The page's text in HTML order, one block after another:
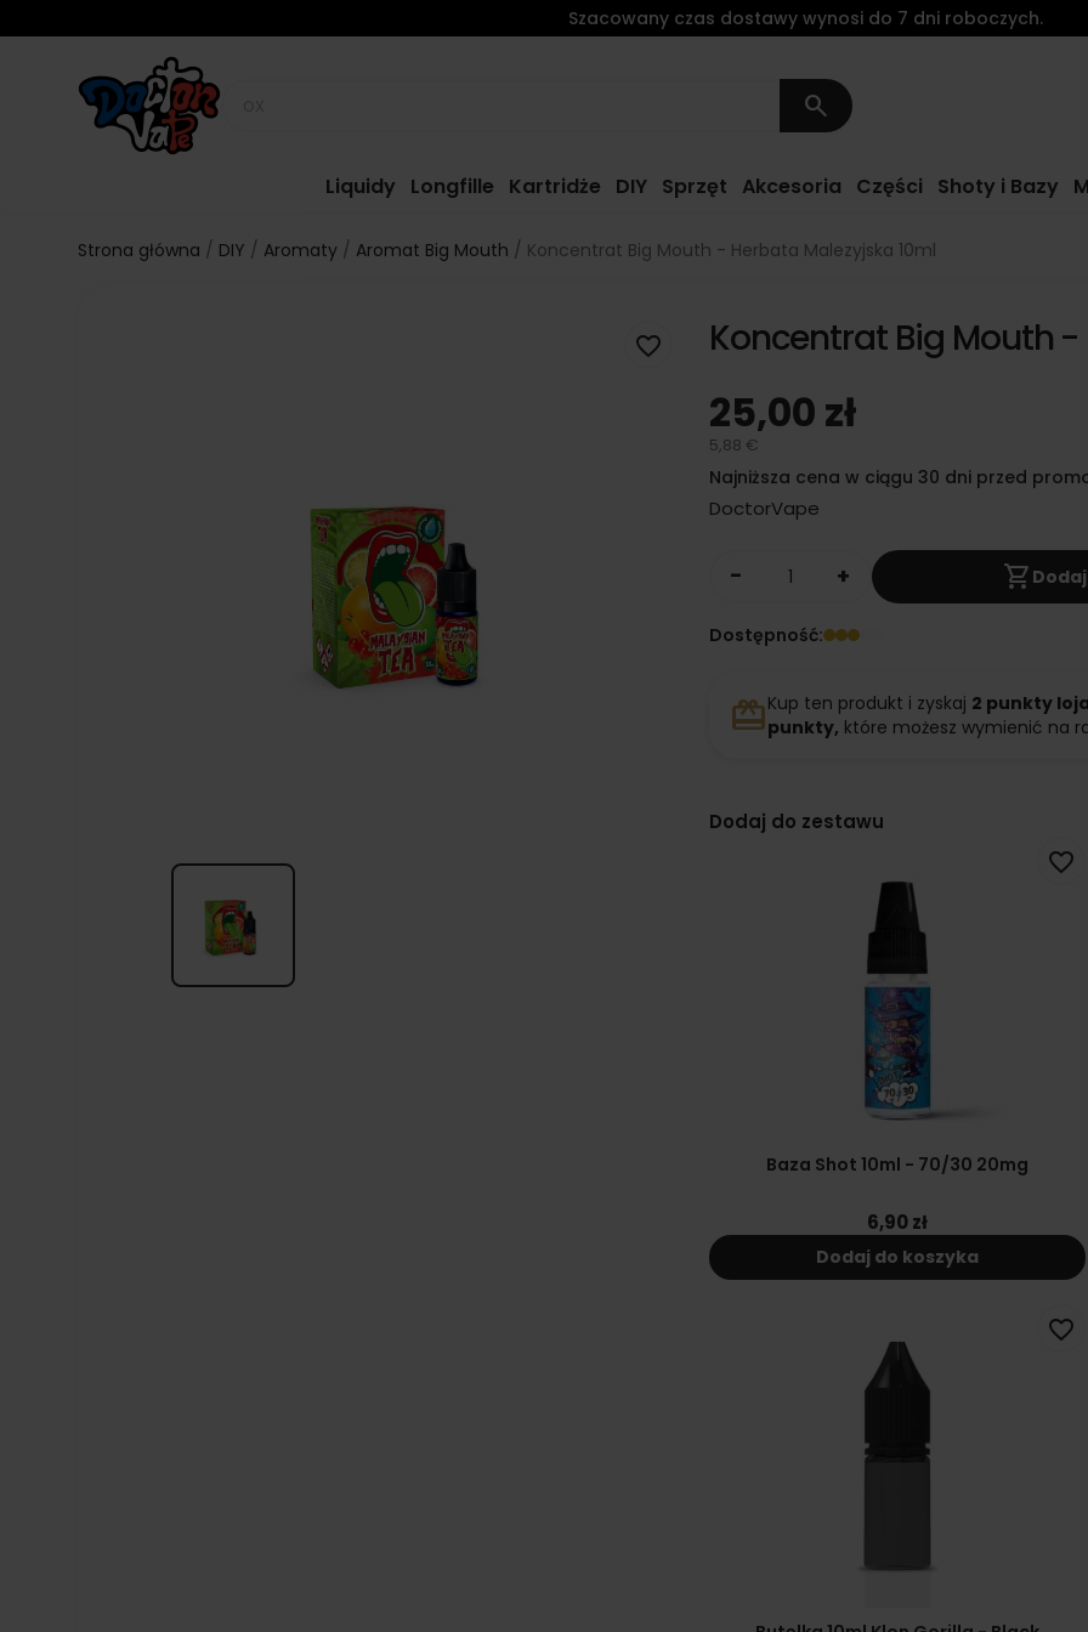
search
Liquidy Longfille Kartridże DIY Sprzęt Akcesoria Części Shoty i Bazy
Szacowany czas dostawy wynosi do 7 dni roboczych.
Strona główna DIY Aromaty Aromat Big Mouth Koncentrat Big Mouth - Herbata Malezyjska 10ml
favorite_border Koncentrat Big Mouth -
25,00 zł
5,88 €
Najniższa cena w ciągu 30 dni przed
DoctorVape
shopping_cart
Dostępność:
redeemKup ten produkt i zyskaj 2 punkty
punkty, które możesz wymienić na
Dodaj do zestawu
Baza Shot 10ml - 70/30 20mg
6,90 zł
Dodaj do koszyka
favorite_border
favorite_border